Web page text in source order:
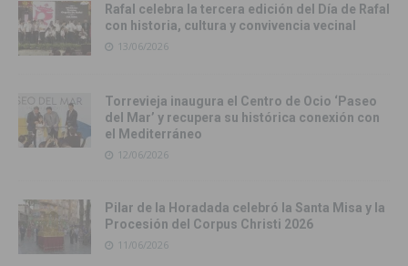
Rafal celebra la tercera edición del Día de Rafal
con historia, cultura y convivencia vecinal
13/06/2026
Torrevieja inaugura el Centro de Ocio ‘Paseo
del Mar’ y recupera su histórica conexión con
el Mediterráneo
12/06/2026
Pilar de la Horadada celebró la Santa Misa y la
Procesión del Corpus Christi 2026
11/06/2026